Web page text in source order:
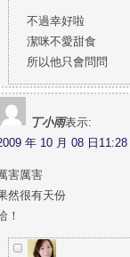
不過幸好啦
潔咪不愛甜食
所以他只會問問
丁小雨表示:
年 10 月 08 日11:28
害厲害
然很有天份
！